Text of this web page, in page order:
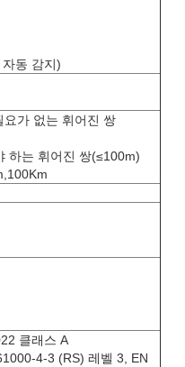
동 감지)
요가 없는 휘어진 쌍
하는 휘어진 쌍(≤100m)
클래스 A
4-3 (RS) 레벨 3, EN